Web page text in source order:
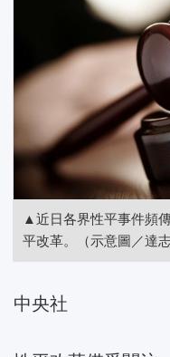
▲近日各界性平事件頻
平改革。（示意圖／達志
中央社